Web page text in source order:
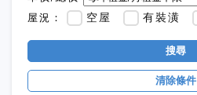
屋況：
空屋 有裝潢
搜尋
清除條件